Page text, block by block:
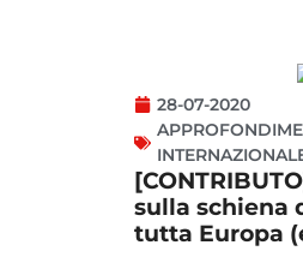
28-07-2020
sulla schiena
tutta Europa